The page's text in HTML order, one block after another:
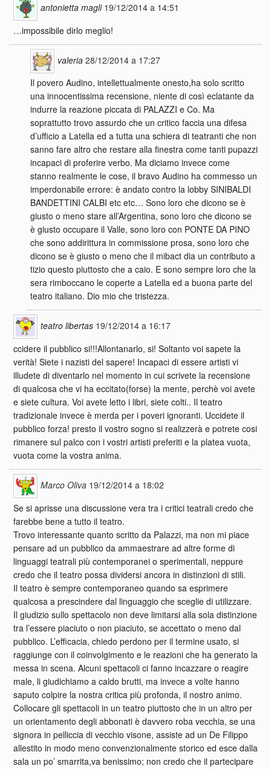
antonietta magli 19/12/2014 a 14:51
…impossibile dirlo meglio!
valeria 28/12/2014 a 17:27
Il povero Audino, intellettualmente onesto,ha solo scritto
una innocentissima recensione, niente di così eclatante da
indurre la reazione piccata di PALAZZI e Co. Ma
soprattutto trovo assurdo che un critico faccia una difesa
d’ufficio a Latella ed a tutta una schiera di teatranti che non
sanno fare altro che restare alla finestra come tanti pupazzi
incapaci di proferire verbo. Ma diciamo invece come
stanno realmente le cose, il bravo Audino ha commesso un
imperdonabile errore: è andato contro la lobby SINIBALDI
BANDETTINI CALBI etc etc… Sono loro che dicono se è
giusto o meno stare all’Argentina, sono loro che dicono se
è giusto occupare il Valle, sono loro con PONTE DA PINO
che sono addirittura in commissione prosa, sono loro che
dicono se è giusto o meno che il mibact dia un contributo a
tizio questo piuttosto che a caio. E sono sempre loro che la
sera rimboccano le coperte a Latella ed a buona parte del
teatro italiano. Dio mio che tristezza.
teatro libertas 19/12/2014 a 16:17
ccidere il pubblico si!!!Allontanarlo, si! Soltanto voi sapete la
verità! Siete i nazisti del sapere! Incapaci di essere artisti vi
illudete di diventarlo nel momento in cui scrivete la recensione
di qualcosa che vi ha eccitato(forse) la mente, perchè voi avete
e siete cultura. Voi avete letto i libri, siete colti.. Il teatro
tradizionale invece è merda per i poveri ignoranti. Uccidete il
pubblico forza! presto il vostro sogno si realizzerà e potrete cosi
rimanere sul palco con i vostri artisti preferiti e la platea vuota,
vuota come la vostra anima.
Marco Oliva 19/12/2014 a 18:02
Se si aprisse una discussione vera tra i critici teatrali credo che
farebbe bene a tutto il teatro.
Trovo interessante quanto scritto da Palazzi, ma non mi piace
pensare ad un pubblico da ammaestrare ad altre forme di
linguaggi teatrali più contemporanei o sperimentali, neppure
credo che il teatro possa dividersi ancora in distinzioni di stili.
Il teatro è sempre contemporaneo quando sa esprimere
qualcosa a prescindere dal linguaggio che sceglie di utilizzare.
Il giudizio sullo spettacolo non deve limitarsi alla sola distinzione
tra l’essere piaciuto o non piaciuto, se accettato o meno dal
pubblico. L’efficacia, chiedo perdono per il termine usato, si
raggiunge con il coinvolgimento e le reazioni che ha generato la
messa in scena. Alcuni spettacoli ci fanno incazzare o reagire
male, li giudichiamo a caldo brutti, ma invece a volte hanno
saputo colpire la nostra critica più profonda, il nostro animo.
Collocare gli spettacoli in un teatro piuttosto che in un altro per
un orientamento degli abbonati è davvero roba vecchia, se una
signora in pelliccia di vecchio visone, assiste ad un De Filippo
allestito in modo meno convenzionalmente storico ed esce dalla
sala un po’ smarrita,va benissimo; non credo che il partecipare